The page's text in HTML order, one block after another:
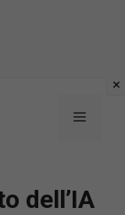
Menu
dell’IA